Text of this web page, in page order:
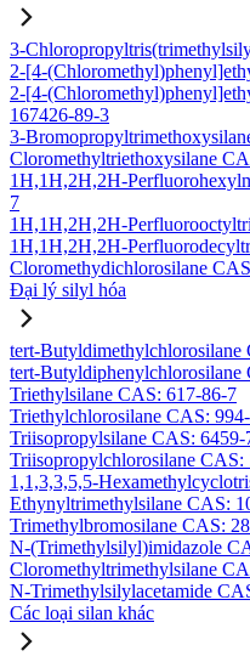
3-
2-[4-
2-[4-
167426-89-3
3-
Cloromethyltriethoxysilane
1H,1H,2H,2H-
7
1H,1H,2H,2H-
1H,1H,2H,2H-
Cloromethydichlorosilane
Đại lý silyl hóa
tert-Butyldimethylchlorosilane
tert-Butyldiphenylchlorosilane
Triethylsilane CAS: 617-86-7
Triethylchlorosilane CAS:
Triisopropylsilane CAS: 6459-
Triisopropylchlorosilane CAS:
1,1,3,3,5,5-
Ethynyltrimethylsilane CAS:
Trimethylbromosilane CAS:
N-(Trimethylsilyl)imidazole
Cloromethyltrimethylsilane
N-Trimethylsilylacetamide
Các loại silan khác